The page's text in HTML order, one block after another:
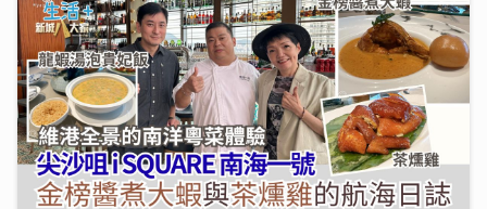
【#豐味旅程】｜尖沙咀iSQUARE南海一號 維港全景的
南洋粵菜體驗 金榜醬煮大蝦與茶燻雞的航海日誌